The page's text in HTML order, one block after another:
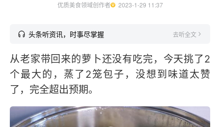
优质美食领域创作者
  2023-1-29 11:37
头条听资讯，时事尽掌握 去听全文
从老家带回来的萝卜还没有吃完，今天挑了2
个最大的，蒸了2笼包子，没想到味道太赞
了，完全超出预期。